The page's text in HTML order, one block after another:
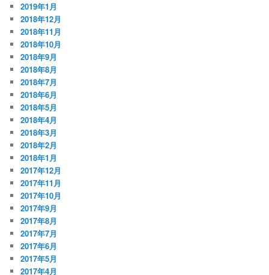
2019年1月
2018年12月
2018年11月
2018年10月
2018年9月
2018年8月
2018年7月
2018年6月
2018年5月
2018年4月
2018年3月
2018年2月
2018年1月
2017年12月
2017年11月
2017年10月
2017年9月
2017年8月
2017年7月
2017年6月
2017年5月
2017年4月